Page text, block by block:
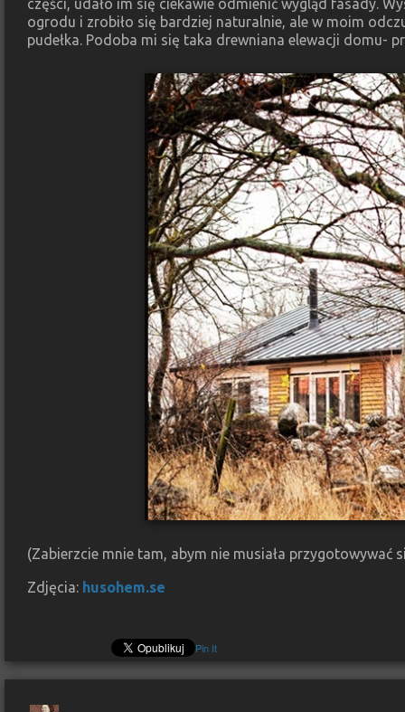
części, udało im się ciekawie odmienić wygląd fasady.
ogrodu i zrobiło się bardziej naturalnie, ale w moim
pudełka. Podoba mi się taka drewniana elewacji domu-
(Zabierzcie mnie tam, abym nie musiała
Zdjęcia: husohem.se
Pin It